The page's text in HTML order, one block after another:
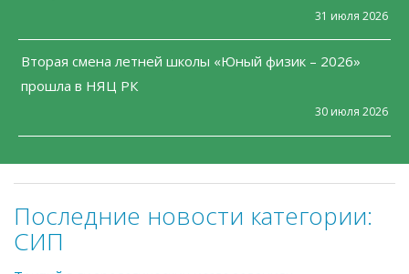
31 июля 2026
Вторая смена летней школы «Юный физик – 2026»
прошла в НЯЦ РК
30 июля 2026
Последние новости категории:
СИП